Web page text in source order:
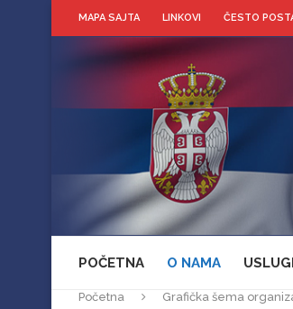
MAPA SAJTA LINKOVI ČESTO
POČETNA O NAMA
Početna Grafička šema